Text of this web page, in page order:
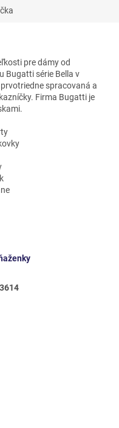
pre dámy od
Bugatti série Bella v
spracovaná a
Firma Bugatti je